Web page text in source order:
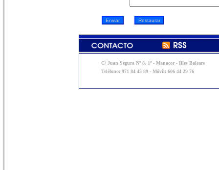
C/ Juan Segura Nº 8, 1º - Manacor - Illes Balears
Teléfono: 971 84 45 89 - Móvil: 606 44 29 76